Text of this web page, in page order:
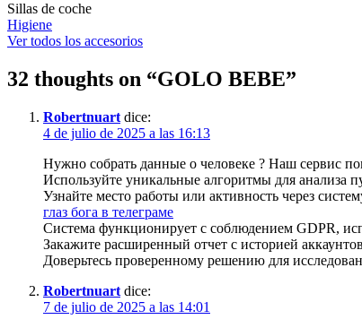
Sillas de coche
Higiene
Ver todos los accesorios
32 thoughts on “GOLO BEBE”
Robertnuart dice:
4 de julio de 2025 a las 16:13
Нужно собрать данные о человеке ? Наш сервис
Используйте уникальные алгоритмы для анализа
Узнайте место работы или активность через
глаз бога в телеграме
Система функционирует с соблюдением GDPR,
Закажите расширенный отчет с историей
Доверьтесь проверенному решению для
Robertnuart dice:
7 de julio de 2025 a las 14:01